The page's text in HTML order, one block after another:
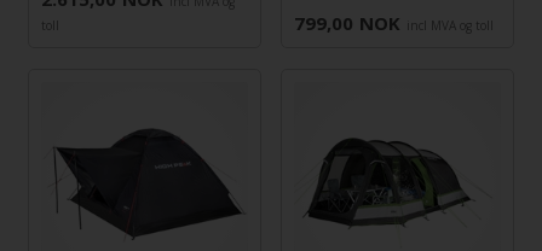
toll
799,00 NOK incl MVA og toll